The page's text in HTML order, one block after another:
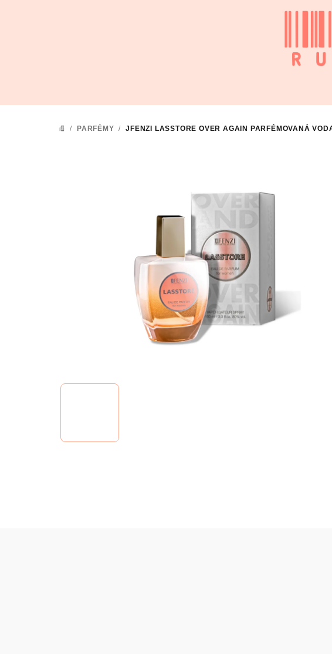
DOMŮ
/ PARFÉMY / JFENZI LASSTORE OVER AGAIN PARFÉMOVANÁ